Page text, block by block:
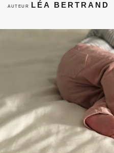
AUTEUR LÉA BERTRAND